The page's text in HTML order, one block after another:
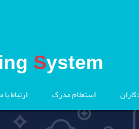
System
استعلام مدرک ارتباط با